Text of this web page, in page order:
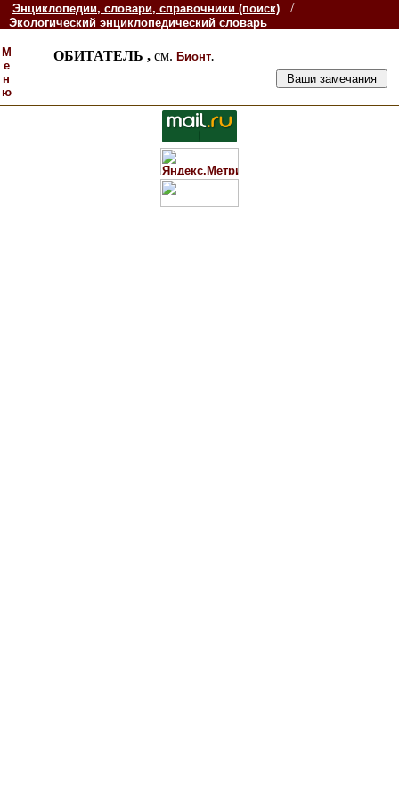
Энциклопедии, словари, справочники (поиск) /
Экологический энциклопедический словарь
М
е
н
ю
ОБИТАТЕЛЬ ,см.Бионт.